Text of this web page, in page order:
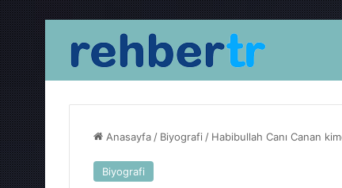
Anasayfa / Biyografi / Habibullah Canı Canan
Biyografi